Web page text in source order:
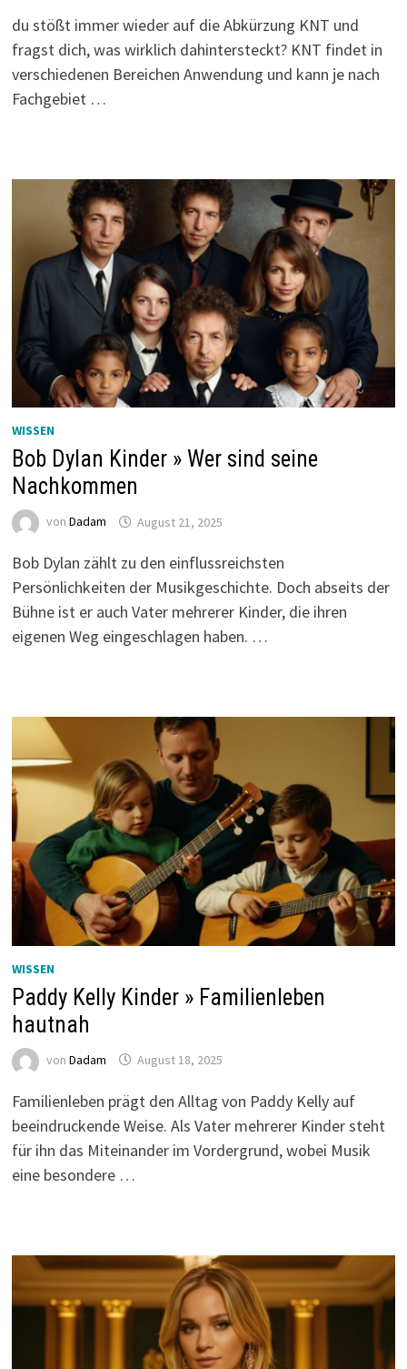
du stößt immer wieder auf die Abkürzung KNT und
fragst dich, was wirklich dahintersteckt? KNT findet in
verschiedenen Bereichen Anwendung und kann je nach
Fachgebiet …
WISSEN
Bob Dylan Kinder » Wer sind seine
Nachkommen
von Dadam August 21, 2025
Bob Dylan zählt zu den einflussreichsten
Persönlichkeiten der Musikgeschichte. Doch abseits der
Bühne ist er auch Vater mehrerer Kinder, die ihren
eigenen Weg eingeschlagen haben. …
WISSEN
Paddy Kelly Kinder » Familienleben
hautnah
von Dadam August 18, 2025
Familienleben prägt den Alltag von Paddy Kelly auf
beeindruckende Weise. Als Vater mehrerer Kinder steht
für ihn das Miteinander im Vordergrund, wobei Musik
eine besondere …